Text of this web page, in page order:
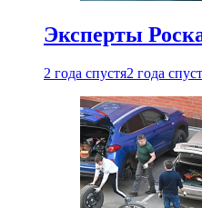
Эксперты
2 года спустя2 года